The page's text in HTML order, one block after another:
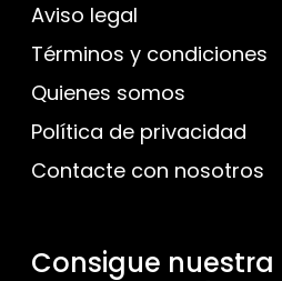
Aviso legal
Términos y condiciones
Quienes somos
Política de privacidad
Contacte con nosotros
Consigue nuestra